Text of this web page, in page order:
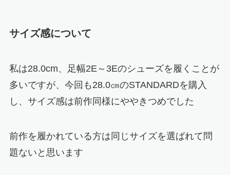
サイズ感について
私は28.0cm、足幅2E～3Eのシューズを履くことが
多いですが、 今回も28.0㎝のSTANDARDを購入
し、サイズ感は前作同様にややきつめでした
前作を履かれている方は同じサイズを選ばれて問
題ないと思います